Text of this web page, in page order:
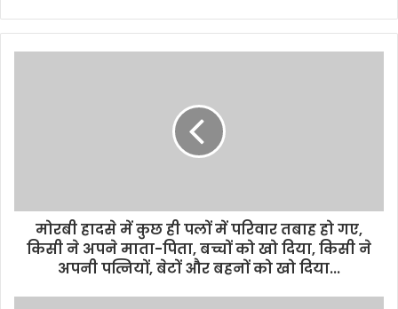
b
s
e
मोरबी हादसे में कुछ ही पलों में परिवार तबाह हो गए,
किसी ने अपने माता-पिता, बच्चों को खो दिया, किसी ने
अपनी पत्नियों, बेटों और बहनों को खो दिया...